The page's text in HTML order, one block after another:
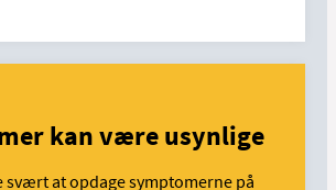
kan være usynlige
svært at opdage symptomerne på